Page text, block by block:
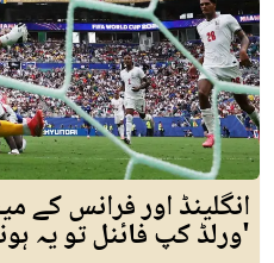
انگلینڈ اور فرانس کے
'ورلڈ کپ فائنل تو یہ